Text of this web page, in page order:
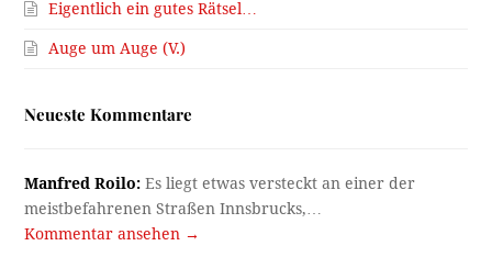
Eigentlich ein gutes Rätsel…
Auge um Auge (V.)
Neueste Kommentare
Manfred Roilo: Es liegt etwas versteckt an einer der
meistbefahrenen Straßen Innsbrucks,…
Kommentar ansehen →